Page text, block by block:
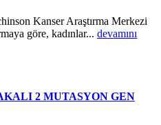
Kanser Araştırma Merkezi
göre, kadınlar... devamını
2 MUTASYON GEN